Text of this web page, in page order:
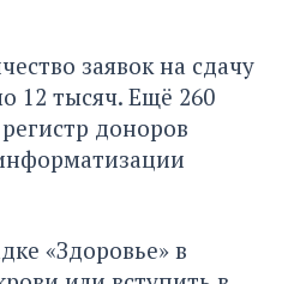
заявок на сдачу
12 тысяч. Ещё 260
доноров
«Здоровье» в